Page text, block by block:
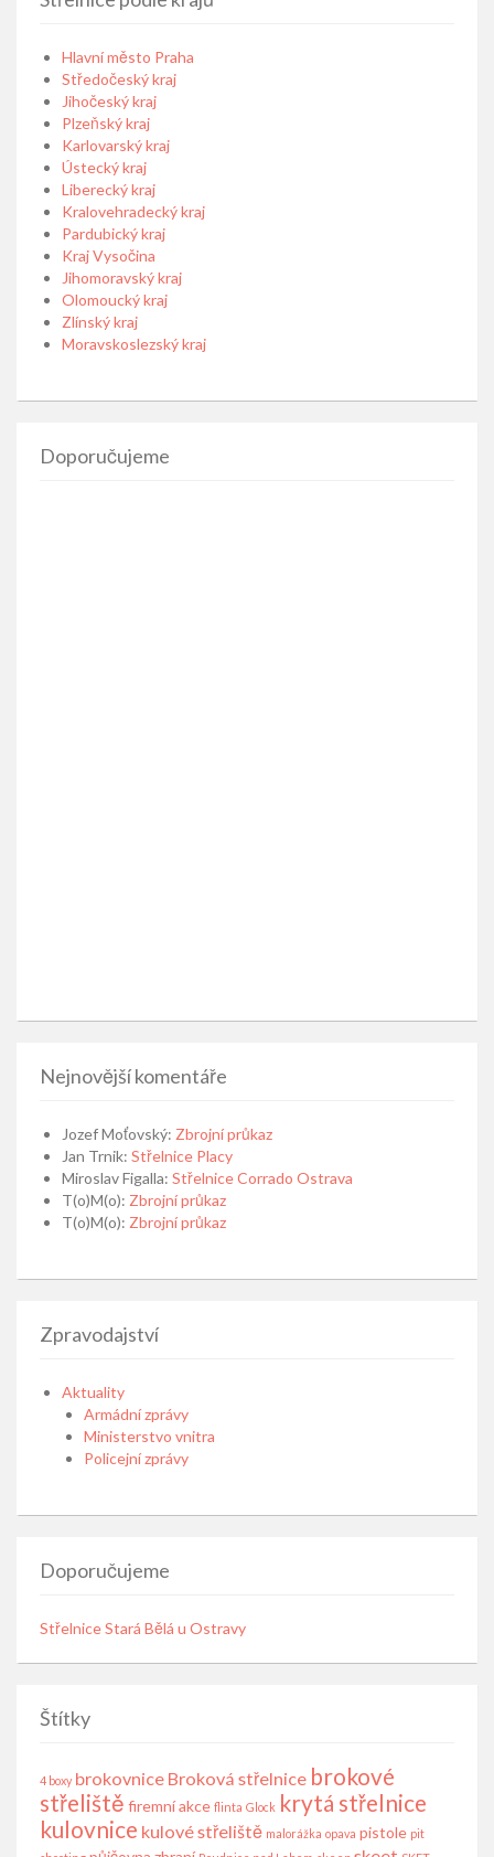
Hlavní město Praha
Středočeský kraj
Jihočeský kraj
Plzeňský kraj
Karlovarský kraj
Ústecký kraj
Liberecký kraj
Kralovehradecký kraj
Pardubický kraj
Kraj Vysočina
Jihomoravský kraj
Olomoucký kraj
Zlínský kraj
Moravskoslezský kraj
Doporučujeme
Nejnovější komentáře
Jozef Moťovský: Zbrojní průkaz
Jan Trnik: Střelnice Placy
Miroslav Figalla: Střelnice Corrado Ostrava
T(o)M(o): Zbrojní průkaz
T(o)M(o): Zbrojní průkaz
Zpravodajství
Aktuality
Armádní zprávy
Ministerstvo vnitra
Policejní zprávy
Doporučujeme
Střelnice Stará Bělá u Ostravy
Štítky
4 boxy brokovnice Broková střelnice brokové
střeliště firemní akce flinta Glock krytá střelnice
kulovnice kulové střeliště malorážka opava pistole pit